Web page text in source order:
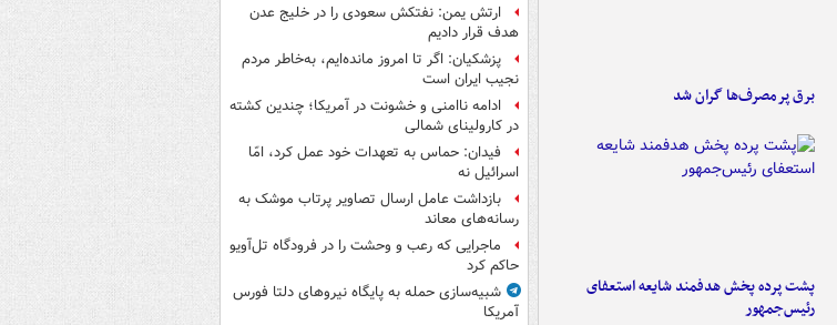
برق پرمصرف‌ها گران شد
پشت پرده پخش هدفمند شایعه استعفای
رئیس‌جمهور
ارتش یمن: نفتکش سعودی را در خلیج عدن
هدف قرار دادیم
پزشکیان: اگر تا امروز مانده‌ایم، به‌خاطر مردم
نجیب ایران است
ادامه ناامنی و خشونت در آمریکا؛ چندین کشته
در کارولینای شمالی
فیدان: حماس به تعهدات خود عمل کرد، امّا
اسرائیل نه
بازداشت عامل ارسال تصاویر پرتاب موشک به
رسانه‌های معاند
ماجرایی که رعب و وحشت را در فرودگاه تل‌آویو
حاکم کرد
شبیه‌سازی حمله به پایگاه نیروهای دلتا فورس
آمریکا